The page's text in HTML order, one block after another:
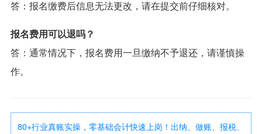
答：报名缴费后信息无法更改，请在提交前仔细核对。
报名费用可以退吗？
答：通常情况下，报名费用一旦缴纳不予退还，请谨慎操
作。
80+行业真账实操，零基础会计快速上岗！出纳、做账、报税、